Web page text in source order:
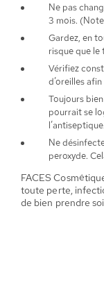
Ne pas
3 mois.
Gardez, en
risque que le
Vérifiez
d’oreilles
Toujours
pourrait se
l’antiseptique.
Ne
peroxyde.
FACES
toute perte,
de bien prendre